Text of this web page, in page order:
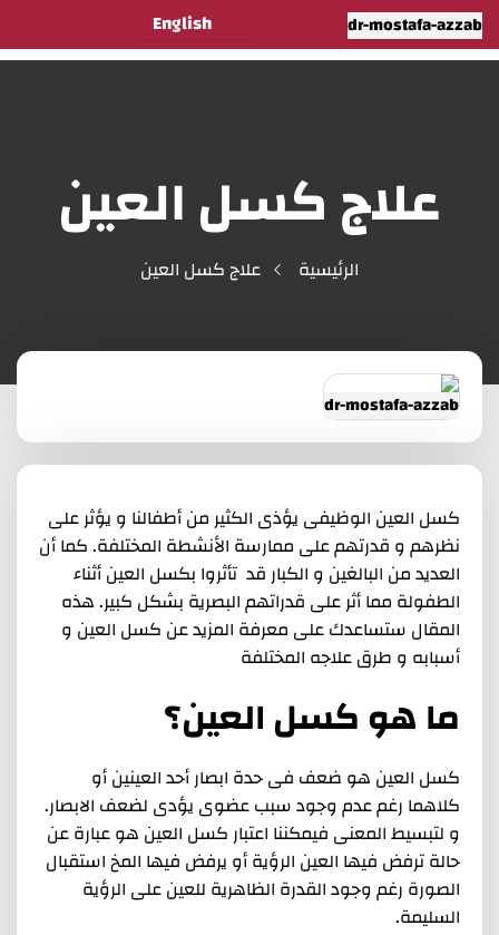
English
علاج كسل العين
الرئيسية علاج كسل العين
كسل العين الوظيفى يؤذى الكثير من أطفالنا و يؤثر على
نظرهم و قدرتهم على ممارسة الأنشطة المختلفة. كما أن
العديد من البالغين و الكبار قد تأثروا بكسل العين أثناء
الطفولة مما أثر على قدراتهم البصرية بشكل كبير. هذه
المقال ستساعدك على معرفة المزيد عن كسل العين و
أسبابه و طرق علاجه المختلفة
ما هو كسل العين؟
كسل العين هو ضعف فى حدة ابصار أحد العينين أو
كلاهما رغم عدم وجود سبب عضوى يؤدى لضعف الابصار.
و لتبسيط المعنى فيمكننا اعتبار كسل العين هو عبارة عن
حالة ترفض فيها العين الرؤية أو يرفض فيها المخ استقبال
الصورة رغم وجود القدرة الظاهرية للعين على الرؤية
السليمة.